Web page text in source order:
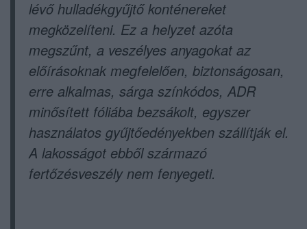
lévő hulladékgyűjtő konténereket
megközelíteni. Ez a helyzet azóta
megszűnt, a veszélyes anyagokat az
előírásoknak megfelelően, biztonságosan,
erre alkalmas, sárga színkódos, ADR
minősített fóliába bezsákolt, egyszer
használatos gyűjtőedényekben szállítják el.
A lakosságot ebből származó
fertőzésveszély nem fenyegeti.